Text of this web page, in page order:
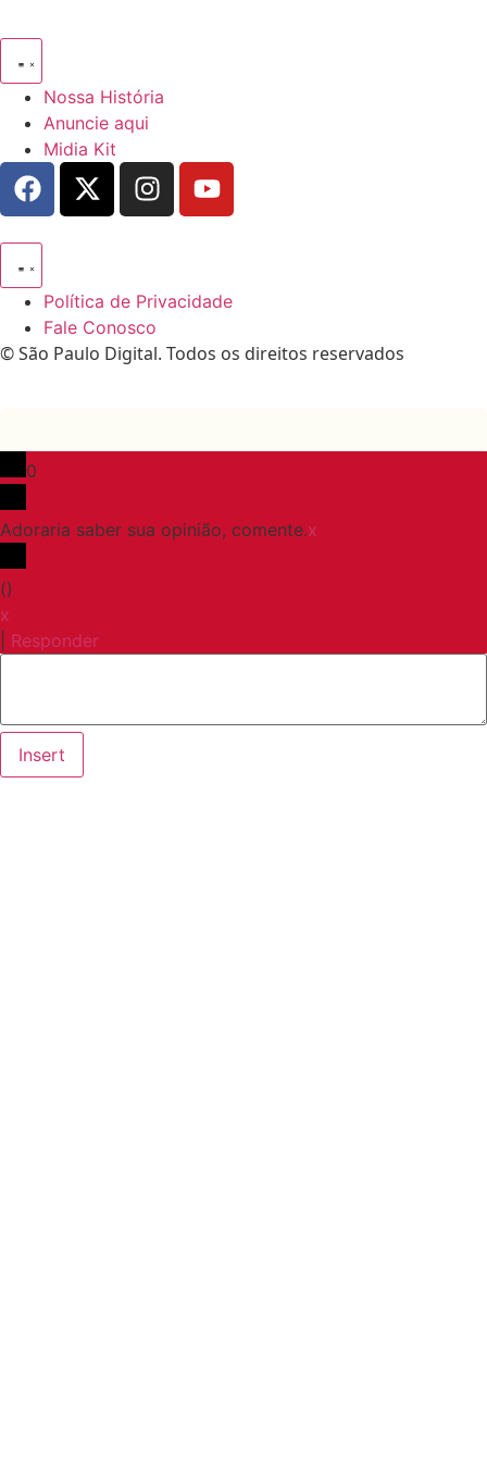
Nossa História
Anuncie aqui
Midia Kit
Política de Privacidade
Fale Conosco
© São Paulo Digital. Todos os direitos reservados
0
Adoraria saber sua opinião, comente.x
()
x
Responder
Insert